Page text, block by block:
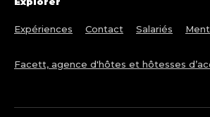
Expériences Contact Salariés
Facett, agence d'hôtes et hôtesses